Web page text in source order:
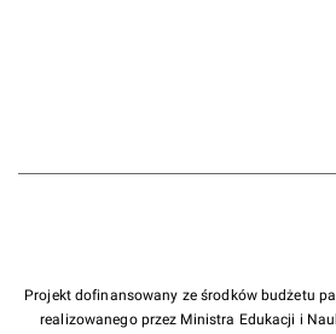
Projekt dofinansowany ze środków budżetu
realizowanego przez Ministra Edukacji i